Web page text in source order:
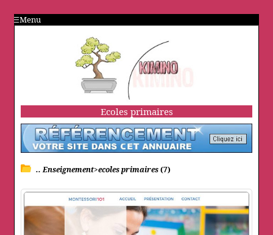
Menu
Ecoles primaires
.. Enseignement>ecoles primaires(7)